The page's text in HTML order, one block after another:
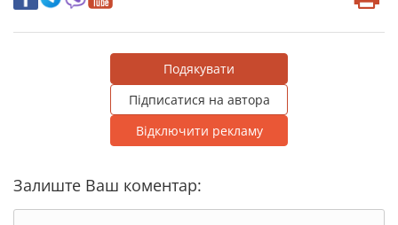
Подякувати
Підписатися на автора
Відключити рекламу
Залиште Ваш коментар: